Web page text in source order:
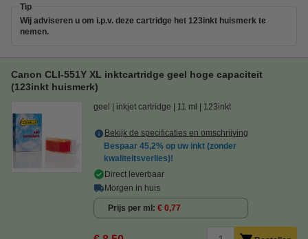
Tip
Wij adviseren u om i.p.v. deze cartridge het 123inkt huismerk te
nemen.
Canon CLI-551Y XL inktcartridge geel hoge capaciteit
(123inkt huismerk)
geel inkjet cartridge 11 ml 123inkt
Bekijk de specificaties en omschrijving
Bespaar 45,2% op uw inkt (zonder
kwaliteitsverlies)!
Direct leverbaar
Morgen in huis
Prijs per ml € 0,77